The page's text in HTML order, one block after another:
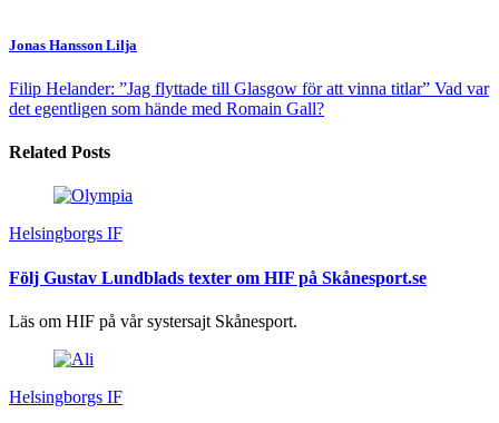
Jonas Hansson Lilja
Filip Helander: ”Jag flyttade till Glasgow för att vinna titlar” Vad var
det egentligen som hände med Romain Gall?
Related Posts
Helsingborgs IF
Följ Gustav Lundblads texter om HIF på Skånesport.se
Läs om HIF på vår systersajt Skånesport.
Helsingborgs IF